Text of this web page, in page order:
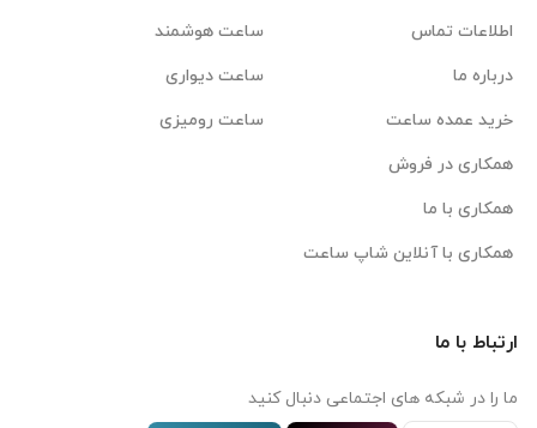
اطلاعات تماس
درباره ما
خرید عمده ساعت
همکاری در فروش
همکاری با ما
همکاری با آنلاین شاپ ساعت
ساعت هوشمند
ساعت دیواری
ساعت رومیزی
ارتباط با ما
ما را در شبکه های اجتماعی دنبال کنید